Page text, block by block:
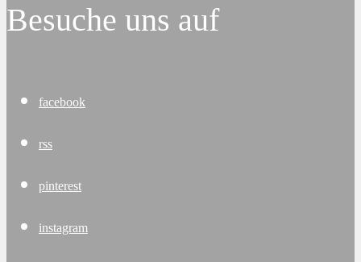
Besuche uns auf
facebook
rss
pinterest
instagram